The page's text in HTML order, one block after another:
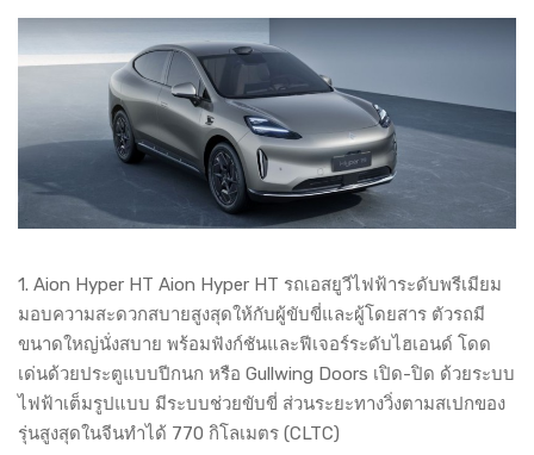
1. Aion Hyper HT Aion Hyper HT รถเอสยูวีไฟฟ้าระดับพรีเมียม
มอบความสะดวกสบายสูงสุดให้กับผู้ขับขี่และผู้โดยสาร ตัวรถมี
ขนาดใหญ่นั่งสบาย พร้อมฟังก์ชันและฟีเจอร์ระดับไฮเอนด์ โดด
เด่นด้วยประตูแบบปีกนก หรือ Gullwing Doors เปิด-ปิด ด้วยระบบ
ไฟฟ้าเต็มรูปแบบ มีระบบช่วยขับขี่ ส่วนระยะทางวิ่งตามสเปกของ
รุ่นสูงสุดในจีนทำได้ 770 กิโลเมตร (CLTC)